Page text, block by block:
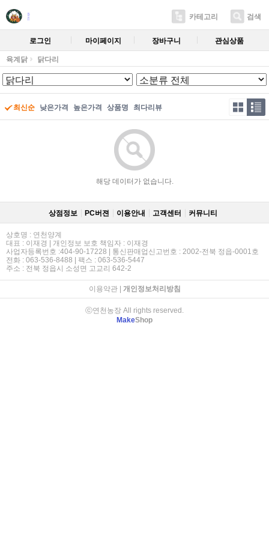
카테고리 검색
로그인 마이페이지 장바구니 관심상품
육계닭 닭다리
최신순 낮은가격 높은가격 상품명 최다리뷰
해당 데이터가 없습니다.
상점정보 PC버젼 이용안내 고객센터 커뮤니티
상호명 : 연천양계
대표 : 이재경 | 개인정보 보호 책임자 : 이재경
사업자등록번호 :404-90-17228 | 통신판매업신고번호 : 2002-전북 정읍-0001호
전화 : 063-536-8488 | 팩스 : 063-536-5447
주소 : 전북 정읍시 소성면 고교리 642-2
이용약관| 개인정보처리방침
ⓒ연천농장 All rights reserved.
MakeShop